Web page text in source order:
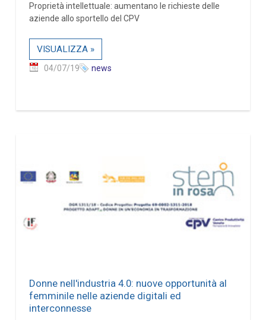
Proprietà intellettuale: aumentano le richieste delle
aziende allo sportello del CPV
VISUALIZZA »
04/07/19 news
Donne nell'industria 4.0: nuove opportunità al
femminile nelle aziende digitali ed
interconnesse